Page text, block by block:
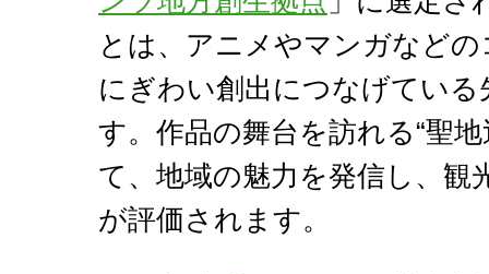
とは、アニメやマンガなど
にぎわい創出につなげてい
す。作品の舞台を訪れる“聖
て、地域の魅力を発信し、観
が評価されます。